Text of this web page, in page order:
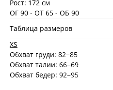
Рост: 172 см
ОГ 90 - ОТ 65 - ОБ 90
Таблица размеров
XS
Обхват груди: 82−85
Обхват талии: 66−69
Обхват бедер: 92−95